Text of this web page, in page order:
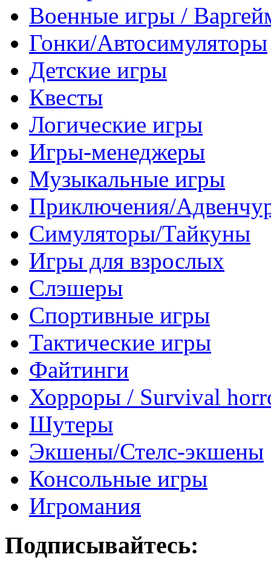
Военные игры /
Гонки/Автосимуляторы
Детские игры
Квесты
Логические игры
Игры-менеджеры
Музыкальные игры
Приключения/
Симуляторы/Тайкуны
Игры для взрослых
Слэшеры
Спортивные игры
Тактические игры
Файтинги
Хорроры / Survival
Шутеры
Экшены/Стелс-экшены
Консольные игры
Игромания
Подписывайтесь: